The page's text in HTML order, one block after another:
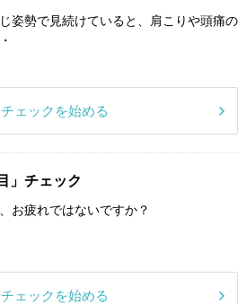
姿勢で見続けていると、肩こりや頭痛の
ェックを始める
」チェック
お疲れではないですか？
ェックを始める